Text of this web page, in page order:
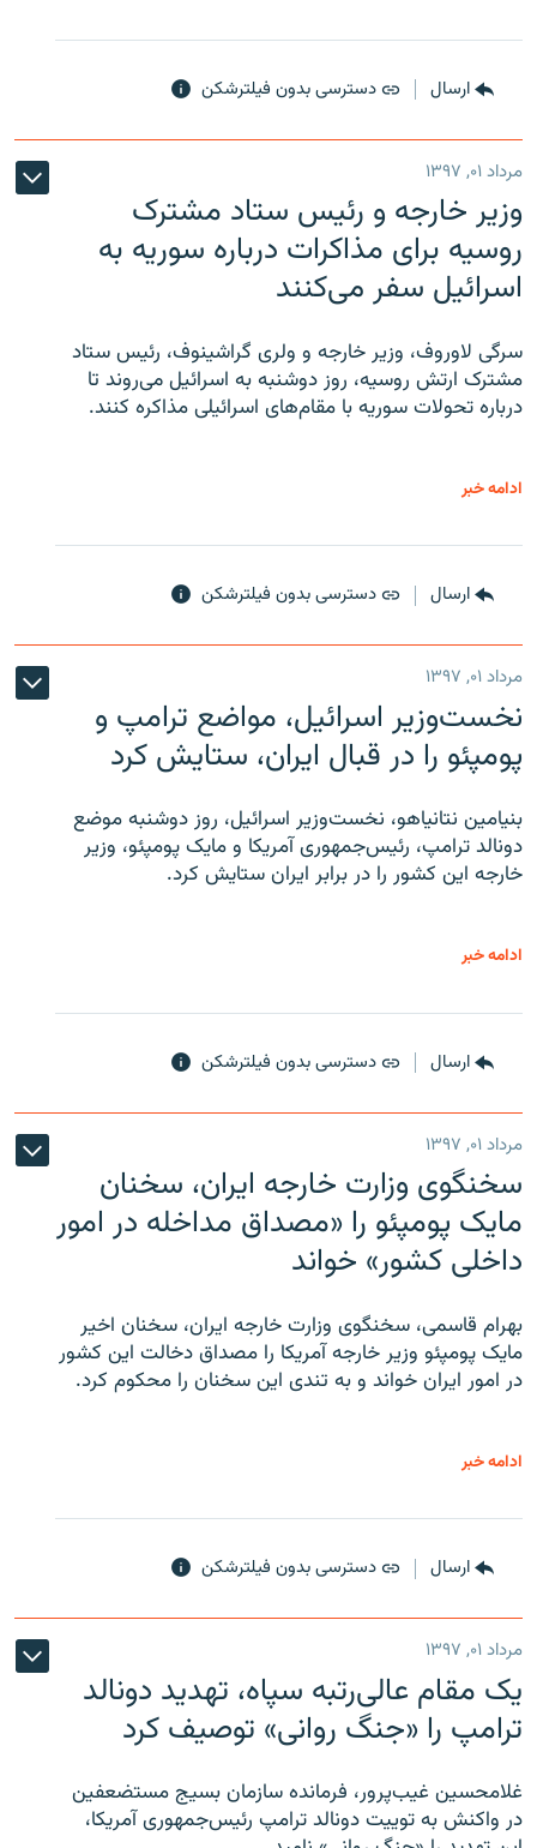
ارسال دسترسی بدون فیلترشکن
مرداد ۰۱, ۱۳۹۷
وزیر خارجه و رئیس‌ ستاد مشترک
روسیه برای مذاکرات درباره سوریه به
اسرائیل سفر می‌کنند
سرگی لاوروف، وزیر خارجه و ولری گراشینوف، رئیس ستاد
مشترک ارتش روسیه، روز دوشنبه به اسرائیل می‌روند تا
درباره تحولات سوریه با مقام‌های اسرائیلی مذاکره کنند.
ادامه خبر
ارسال دسترسی بدون فیلترشکن
مرداد ۰۱, ۱۳۹۷
نخست‌وزیر اسرائیل، مواضع ترامپ و
پومپئو را در قبال ایران، ستایش کرد
بنیامین نتانیاهو، نخست‌وزیر اسرائیل، روز دوشنبه موضع
دونالد ترامپ، رئیس‌جمهوری آمریکا و مایک پومپئو، وزیر
خارجه این کشور را در برابر ایران ستایش کرد.
ادامه خبر
ارسال دسترسی بدون فیلترشکن
مرداد ۰۱, ۱۳۹۷
سخنگوی وزارت خارجه ایران، سخنان
مایک پومپئو را «مصداق مداخله در امور
داخلی کشور» خواند
بهرام قاسمی، سخنگوی وزارت خارجه ایران، سخنان اخیر
مایک پومپئو وزیر خارجه آمریکا را مصداق دخالت این کشور
در امور ایران خواند و به تندی این سخنان را محکوم کرد.
ادامه خبر
ارسال دسترسی بدون فیلترشکن
مرداد ۰۱, ۱۳۹۷
یک مقام عالی‌رتبه سپاه، تهدید دونالد
ترامپ را «جنگ روانی» توصیف کرد
غلامحسین غیب‌پرور، فرمانده سازمان بسیج مستضعفین
در واکنش به توییت دونالد ترامپ رئیس‌جمهوری آمریکا،